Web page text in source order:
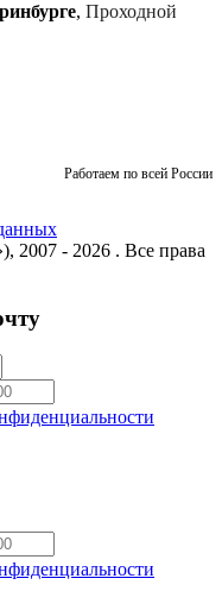
, Проходной
Работаем по всей России
- 2026 . Все права